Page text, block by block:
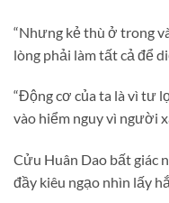
“Nhưng kẻ thù ở trong
lòng phải làm tất cả để
“Động cơ của ta là vì tư
vào hiểm nguy vì người
Cửu Huân Dao bất giác
đầy kiêu ngạo nhìn lấy